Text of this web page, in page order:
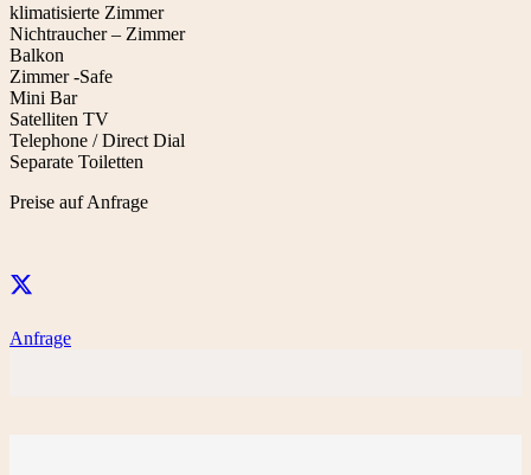
klimatisierte Zimmer
Nichtraucher – Zimmer
Balkon
Zimmer -Safe
Mini Bar
Satelliten TV
Telephone / Direct Dial
Separate Toiletten
Preise auf Anfrage
Anfrage